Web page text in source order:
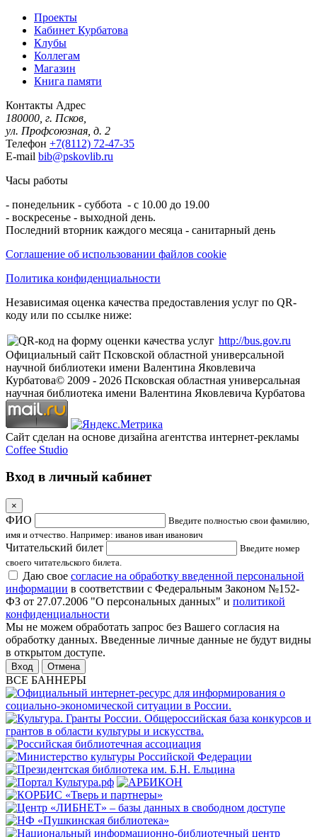
Проекты
Кабинет Курбатова
Клубы
Коллегам
Магазин
Книга памяти
Контакты Адрес
180000, г. Псков,
ул. Профсоюзная, д. 2
Телефон +7(8112) 72-47-35
E-mail bib@pskovlib.ru
Часы работы
- понедельник - суббота - с 10.00 до 19.00
- воскресенье - выходной день.
Последний вторник каждого месяца - санитарный день
Соглашение об использовании файлов cookie
Политика конфиденциальности
Независимая оценка качества предоставления услуг по QR-
коду или по ссылке ниже:
http://bus.gov.ru
Официальный сайт Псковской областной универсальной
научной библиотеки имени Валентина Яковлевича
Курбатова© 2009 - 2026 Псковская областная универсальная
научная библиотека имени Валентина Яковлевича Курбатова
Сайт сделан на основе дизайна агентства интернет-рекламы
Coffee Studio
Вход в личный кабинет
×
ФИО
Введите полностью свои фамилию,
имя и отчество. Например: иванов иван иванович
Читательский билет
Введите номер
своего читательского билета.
Даю свое согласие на обработку введенной персональной
информации в соответствии с Федеральным Законом №152-
ФЗ от 27.07.2006 "О персональных данных" и политикой
конфиденциальности
Мы не можем обработать запрос без Вашего согласия на
обработку данных. Введенные личные данные не будут видны
в открытом доступе.
Отмена
ВСЕ БАННЕРЫ